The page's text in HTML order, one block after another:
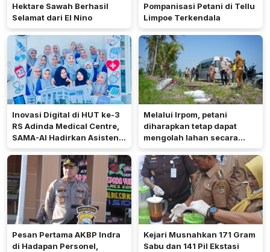
Hektare Sawah Berhasil
Selamat dari El Nino
Pompanisasi Petani di Tellu
Limpoe Terkendala
Inovasi Digital di HUT ke-3
RS Adinda Medical Centre,
SAMA-AI Hadirkan Asisten
Gizi Berbasis AI
Melalui Irpom, petani
diharapkan tetap dapat
mengolah lahan secara
optimal meski di tengah
keterbatasan air.
Pesan Pertama AKBP Indra
di Hadapan Personel,
Kejari Musnahkan 171 Gram
Sabu dan 141 Pil Ekstasi